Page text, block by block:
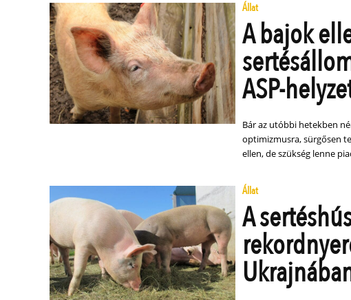
Állat
A bajok
ASP-
Bár az utóbbi hetekben
optimizmusra, sürgősen
ellen, de szükség lenne
Állat
A